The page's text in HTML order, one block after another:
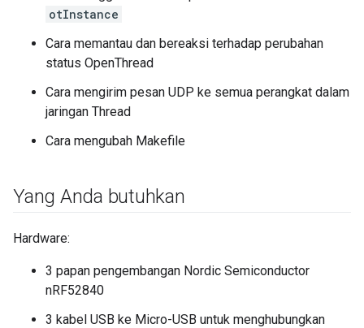
otInstance
Cara memantau dan bereaksi terhadap perubahan
status OpenThread
Cara mengirim pesan UDP ke semua perangkat dalam
jaringan Thread
Cara mengubah Makefile
Yang Anda butuhkan
Hardware:
3 papan pengembangan Nordic Semiconductor
nRF52840
3 kabel USB ke Micro-USB untuk menghubungkan